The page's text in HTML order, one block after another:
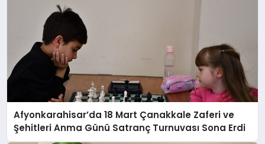
Afyonkarahisar’da 18 Mart Çanakkale Zaferi ve
Şehitleri Anma Günü Satranç Turnuvası Sona Erdi